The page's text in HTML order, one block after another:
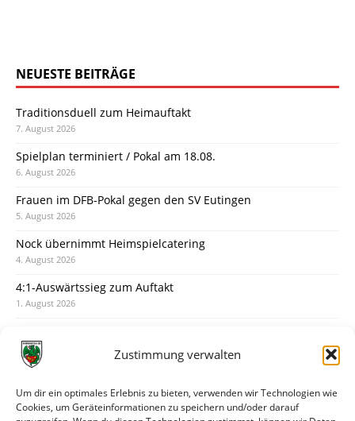
Zustimmung verwalten
Um dir ein optimales Erlebnis zu bieten, verwenden wir Technologien wie
Cookies, um Geräteinformationen zu speichern und/oder darauf
NEUESTE BEITRÄGE
Traditionsduell zum Heimauftakt
7. August 2026
Spielplan terminiert / Pokal am 18.08.
6. August 2026
Frauen im DFB-Pokal gegen den SV Eutingen
5. August 2026
Nock übernimmt Heimspielcatering
4. August 2026
4:1-Auswärtssieg zum Auftakt
1. August 2026
31. Juli 2026
30. Juli 2026